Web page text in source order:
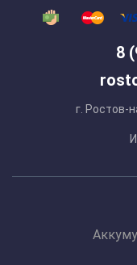
8
г. Ростов-